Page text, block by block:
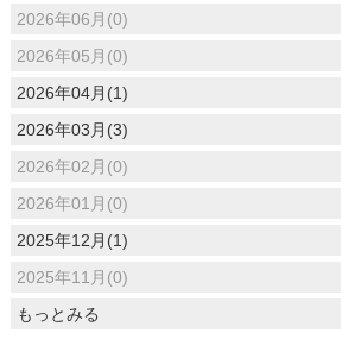
2026年06月(0)
2026年05月(0)
2026年04月(1)
2026年03月(3)
2026年02月(0)
2026年01月(0)
2025年12月(1)
2025年11月(0)
もっとみる